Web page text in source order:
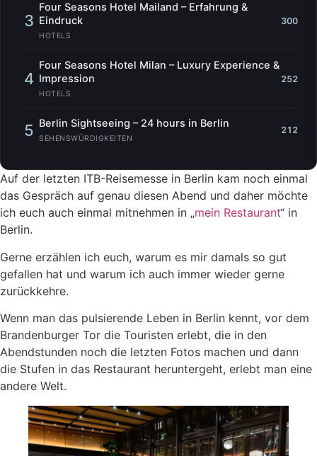
3
Four Seasons Hotel Mailand – Erfahrung &
Eindruck
HOTELS
300
4
Four Seasons Hotel Milan – Luxury Experience &
Impression
HOTELS
252
5 Berlin Sightseeing – 24 hours in Berlin
SEHENSWÜRDIGKEITEN
212
Auf der letzten ITB-Reisemesse in Berlin kam noch einmal
das Gespräch auf genau diesen Abend und daher möchte
ich euch auch einmal mitnehmen in „mein Restaurant“ in
Berlin.
Gerne erzählen ich euch, warum es mir damals so gut
gefallen hat und warum ich auch immer wieder gerne
zurückkehre.
Wenn man das pulsierende Leben in Berlin kennt, vor dem
Brandenburger Tor die Touristen erlebt, die in den
Abendstunden noch die letzten Fotos machen und dann
die Stufen in das Restaurant heruntergeht, erlebt man eine
andere Welt.